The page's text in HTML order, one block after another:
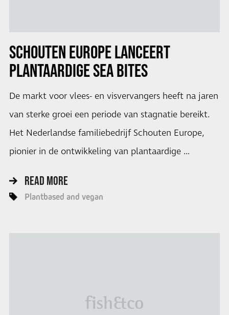
SCHOUTEN EUROPE LANCEERT
PLANTAARDIGE SEA BITES
De markt voor vlees- en visvervangers heeft na jaren
van sterke groei een periode van stagnatie bereikt.
Het Nederlandse familiebedrijf Schouten Europe,
pionier in de ontwikkeling van plantaardige …
READ MORE
Plantbased and vegan
fish&co